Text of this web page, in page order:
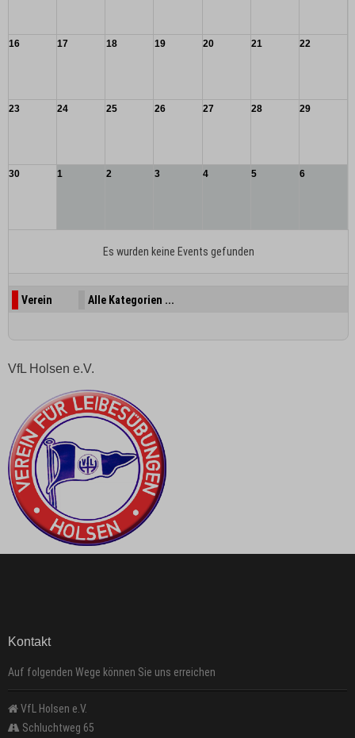
16 17 18 19 20 21 22
23 24 25 26 27 28 29
30 1 2 3 4 5 6
Es wurden keine Events gefunden
Verein Alle Kategorien ...
VfL Holsen e.V.
Kontakt
Auf folgenden Wege können Sie uns erreichen
VfL Holsen e.V.
Schluchtweg 65